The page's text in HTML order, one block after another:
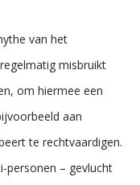
van het
misbruikt
om hiermee een
aan
te rechtvaardigen.
personen – gevlucht